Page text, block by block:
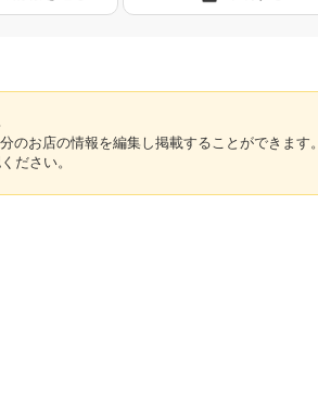
のお店の情報を編集し掲載することができます。
ださい。